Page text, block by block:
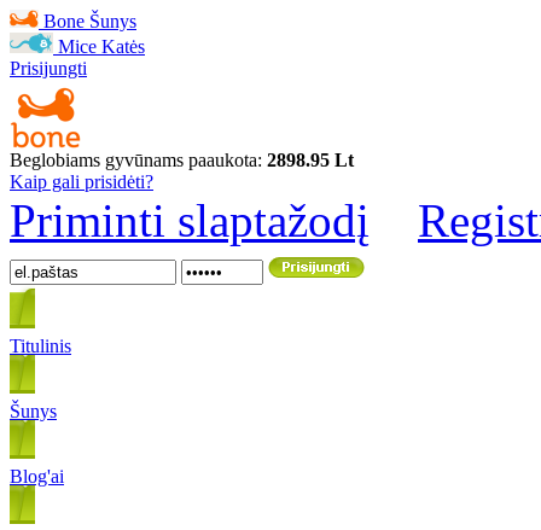
Bone Šunys
Mice Katės
Prisijungti
Beglobiams gyvūnams paaukota: 2898.95 Lt
Kaip gali prisidėti?
Priminti slaptažodį
Titulinis
Šunys
Blog'ai